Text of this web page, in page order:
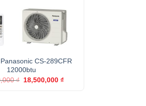
CS-289CFR
12000btu
₫ Giá
18,500,000₫Giá